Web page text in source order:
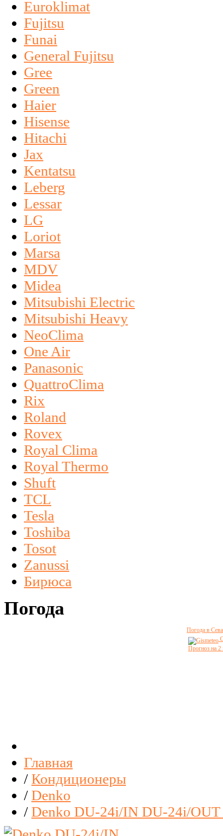
Euroklimat
Fujitsu
Funai
General Fujitsu
Gree
Green
Haier
Hisense
Hitachi
Jax
Kentatsu
Leberg
Lessar
LG
Loriot
Marsa
MDV
Midea
Mitsubishi Electric
Mitsubishi Heavy
NeoClima
One Air
Panasonic
QuattroClima
Rix
Roland
Rovex
Royal Clima
Royal Thermo
Shuft
TCL
Tesla
Toshiba
Tosot
Zanussi
Бирюса
Погода
Погода в
Прогноз на 2
Главная
/ Кондиционеры
/ Denko
/ Denko DU-24i/IN DU-24i/OUT